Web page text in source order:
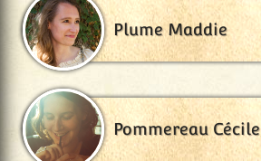
Plume Maddie
Pommereau Cécile